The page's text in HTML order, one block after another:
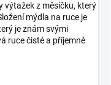
výtažek z měsíčku, který
mýdla na ruce je
je znám svými
ruce čisté a příjemně